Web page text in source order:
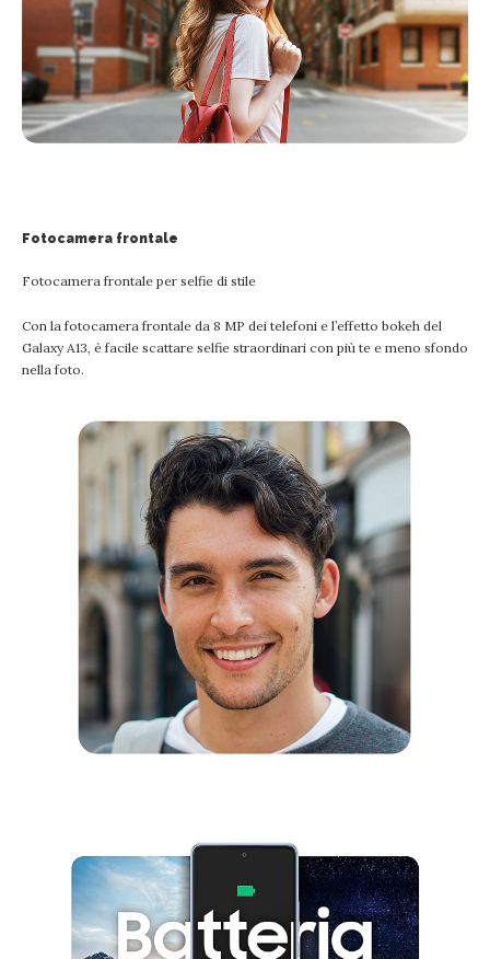
Fotocamera frontale
Fotocamera frontale per selfie di stile
Con la fotocamera frontale da 8 MP dei telefoni e l’effetto bokeh del
Galaxy A13, è facile scattare selfie straordinari con più te e meno sfondo
nella foto.